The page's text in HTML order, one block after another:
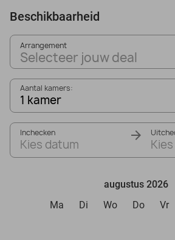
Beschikbaarheid
Arrangement
Selecteer jouw deal
Aantal kamers:
1 kamer
Inchecken
Kies datum
augustus 2026
Ma
Di Wo Do Vr